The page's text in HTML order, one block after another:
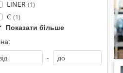
LINER (1)
C (1)
Показати більше
-